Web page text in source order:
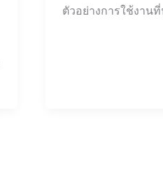
ตัวอย่างการใช้งาน